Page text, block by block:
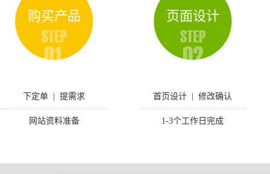
购买产品
下定单 | 提需求
网站资料准备
页面设计
首页设计 | 修改确认
1-3个工作日完成